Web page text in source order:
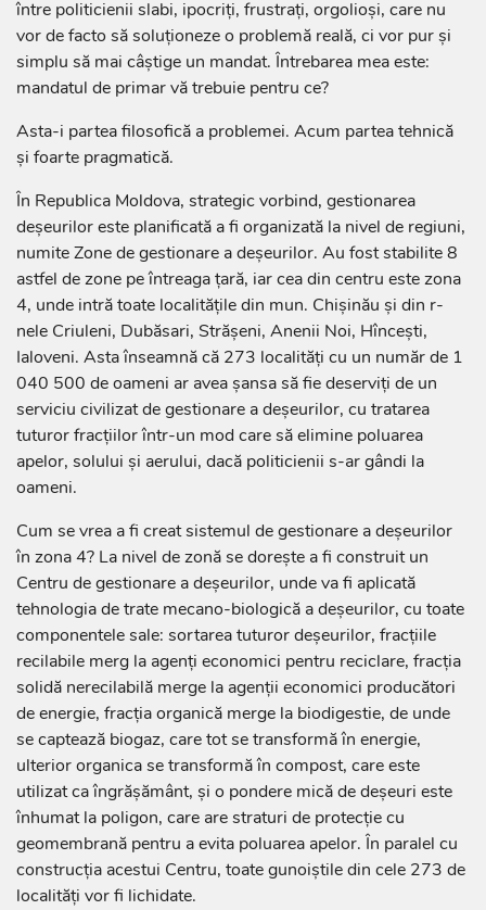
între politicienii slabi, ipocriți, frustrați, orgolioși, care nu
vor de facto să soluționeze o problemă reală, ci vor pur și
simplu să mai câștige un mandat. Întrebarea mea este:
mandatul de primar vă trebuie pentru ce?
Asta-i partea filosofică a problemei. Acum partea tehnică
și foarte pragmatică.
În Republica Moldova, strategic vorbind, gestionarea
deșeurilor este planificată a fi organizată la nivel de regiuni,
numite Zone de gestionare a deșeurilor. Au fost stabilite 8
astfel de zone pe întreaga țară, iar cea din centru este zona
4, unde intră toate localitățile din mun. Chișinău și din r-
nele Criuleni, Dubăsari, Strășeni, Anenii Noi, Hîncești,
Ialoveni. Asta înseamnă că 273 localități cu un număr de 1
040 500 de oameni ar avea șansa să fie deserviți de un
serviciu civilizat de gestionare a deșeurilor, cu tratarea
tuturor fracțiilor într-un mod care să elimine poluarea
apelor, solului și aerului, dacă politicienii s-ar gândi la
oameni.
Cum se vrea a fi creat sistemul de gestionare a deșeurilor
în zona 4? La nivel de zonă se dorește a fi construit un
Centru de gestionare a deșeurilor, unde va fi aplicată
tehnologia de trate mecano-biologică a deșeurilor, cu toate
componentele sale: sortarea tuturor deșeurilor, fracțiile
recilabile merg la agenți economici pentru reciclare, fracția
solidă nerecilabilă merge la agenții economici producători
de energie, fracția organică merge la biodigestie, de unde
se captează biogaz, care tot se transformă în energie,
ulterior organica se transformă în compost, care este
utilizat ca îngrășământ, și o pondere mică de deșeuri este
înhumat la poligon, care are straturi de protecție cu
geomembrană pentru a evita poluarea apelor. În paralel cu
construcția acestui Centru, toate gunoiștile din cele 273 de
localități vor fi lichidate.